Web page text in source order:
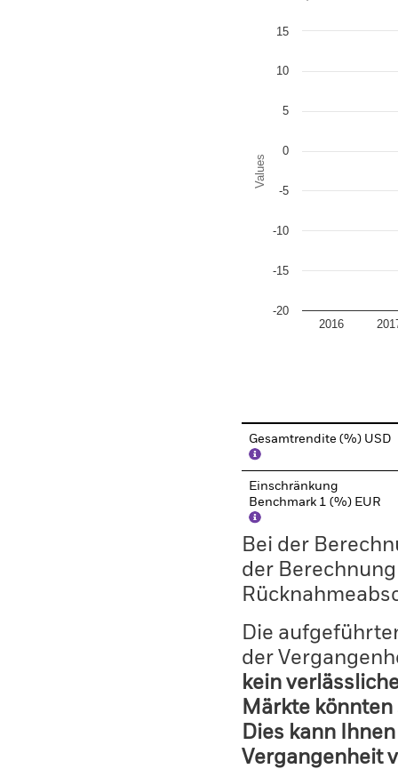
Bar chart with 2 data
The chart has 1 Y axis
Values
2016
-20
-15
-10
-5
0
5
10
15
Gesamtrendite (%) USD
Einschränkung
Benchmark 1 (%) EUR
Bei der
der
Die
der
kein
Märkte
Dies kann
Vergangenheit